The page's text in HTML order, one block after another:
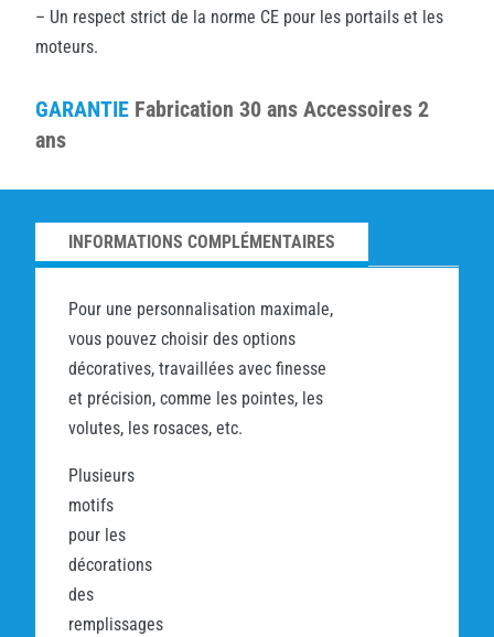
– Un respect strict de la norme CE pour les portails et les
moteurs.
GARANTIE Fabrication 30 ans Accessoires 2
ans
INFORMATIONS COMPLÉMENTAIRES
Pour une personnalisation maximale,
vous pouvez choisir des options
décoratives, travaillées avec finesse
et précision, comme les pointes, les
volutes, les rosaces, etc.
Plusieurs
motifs
pour les
décorations
des
remplissages